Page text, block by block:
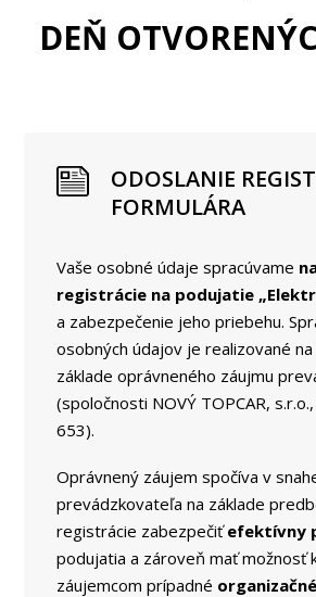
DEŇ
ODOSLANIE
FORMULÁRA
Vaše osobné údaje spracúvame
registrácie na podujatie
a zabezpečenie jeho priebehu.
osobných údajov je realizované
základe oprávneného záujmu
(spoločnosti NOVÝ TOPCAR,
653).
Oprávnený záujem spočíva v
prevádzkovateľa na základe
registrácie zabezpečiťefektívny
podujatia a zároveň mať možnosť
záujemcom prípadné